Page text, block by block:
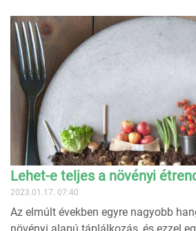
Lehet-e teljes a növényi
2023.01.17. 07:40
Az elmúlt években egyre nagyobb
növényi alapú táplálkozás, és ezzel